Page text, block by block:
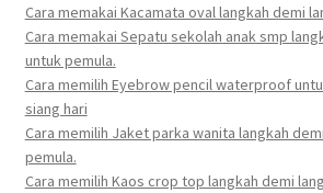
Cara memakai Kacamata oval langkah demi
Cara memakai Sepatu sekolah anak smp
untuk pemula.
Cara memilih Eyebrow pencil waterproof
siang hari
Cara memilih Jaket parka wanita langkah
pemula.
Cara memilih Kaos crop top langkah demi